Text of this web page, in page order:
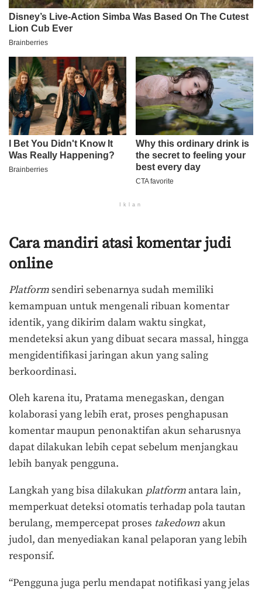
Iklan
Cara mandiri atasi komentar judi
online
Platformsendiri sebenarnya sudah memiliki
kemampuan untuk mengenali ribuan komentar
identik, yang dikirim dalam waktu singkat,
mendeteksi akun yang dibuat secara massal, hingga
mengidentifikasi jaringan akun yang saling
berkoordinasi.
Oleh karena itu, Pratama menegaskan, dengan
kolaborasi yang lebih erat, proses penghapusan
komentar maupun penonaktifan akun seharusnya
dapat dilakukan lebih cepat sebelum menjangkau
lebih banyak pengguna.
Langkah yang bisa dilakukan platformantara lain,
memperkuat deteksi otomatis terhadap pola tautan
berulang, mempercepat proses takedownakun
judol, dan menyediakan kanal pelaporan yang lebih
responsif.
“Pengguna juga perlu mendapat notifikasi yang jelas